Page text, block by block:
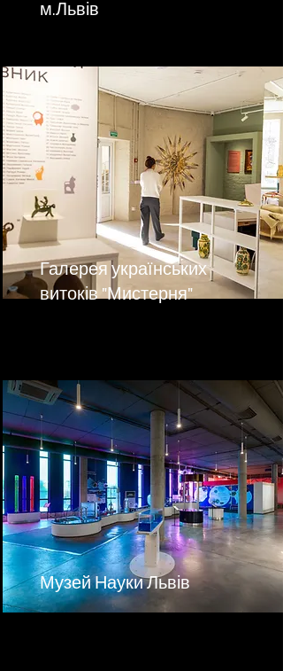
м.Львів
Галерея українських
витоків "Мистерня"
Музей Науки Львів